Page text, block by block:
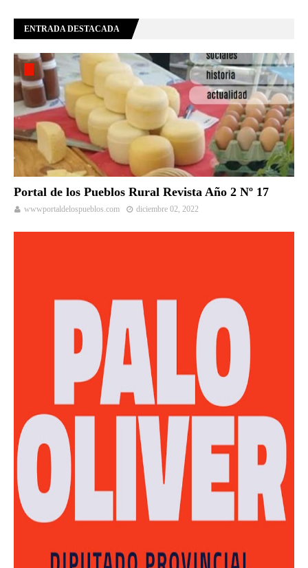
ENTRADA DESTACADA
Portal de los Pueblos Rural Revista Año 2 Nº 17
wwwportaldelospueblos.com diciembre 02, 2022